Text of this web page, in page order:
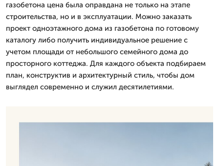
газобетона цена была оправдана не только на этапе
строительства, но и в эксплуатации. Можно заказать
проект одноэтажного дома из газобетона по готовому
каталогу либо получить индивидуальное решение с
учетом площади от небольшого семейного дома до
просторного коттеджа. Для каждого объекта подбираем
план, конструктив и архитектурный стиль, чтобы дом
выглядел современно и служил десятилетиями.